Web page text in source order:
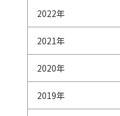
2022年
2021年
2020年
2019年